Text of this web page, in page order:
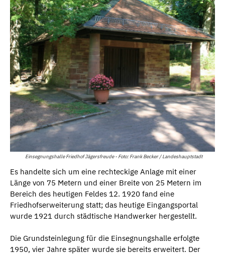
Einsegnungshalle Friedhof Jägersfreude - Foto: Frank Becker / Landeshauptstadt
Es handelte sich um eine rechteckige Anlage mit einer
Länge von 75 Metern und einer Breite von 25 Metern im
Bereich des heutigen Feldes 12. 1920 fand eine
Friedhofserweiterung statt; das heutige Eingangsportal
wurde 1921 durch städtische Handwerker hergestellt.
Die Grundsteinlegung für die Einsegnungshalle erfolgte
1950, vier Jahre später wurde sie bereits erweitert. Der